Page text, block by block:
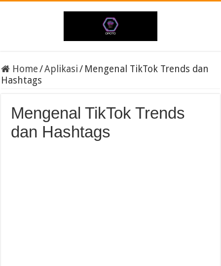
Home/Aplikasi/ Mengenal TikTok Trends dan
Hashtags
Mengenal TikTok Trends
dan Hashtags